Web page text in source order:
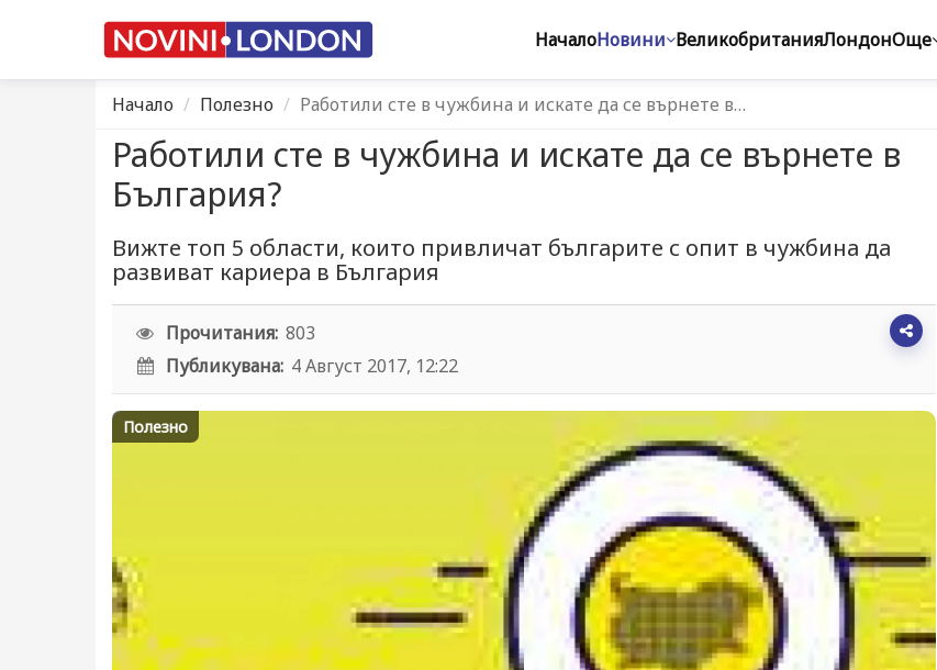
НачалоНовини ВеликобританияЛондонОще
Начало Полезно Работили сте в чужбина и искате да се върнете в…
Работили сте в чужбина и искате да се върнете в
България?
Вижте топ 5 области, които привличат българите с опит в чужбина да
развиват кариера в България
Прочитания: 803
Публикувана: 4 Август 2017, 12:22
Полезно